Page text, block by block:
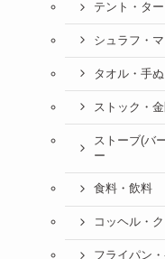
テント・タ
シュラフ・
タオル・手
ストック・
ストーブ(バ
ー
食料・飲料
コッヘル・
フライパン